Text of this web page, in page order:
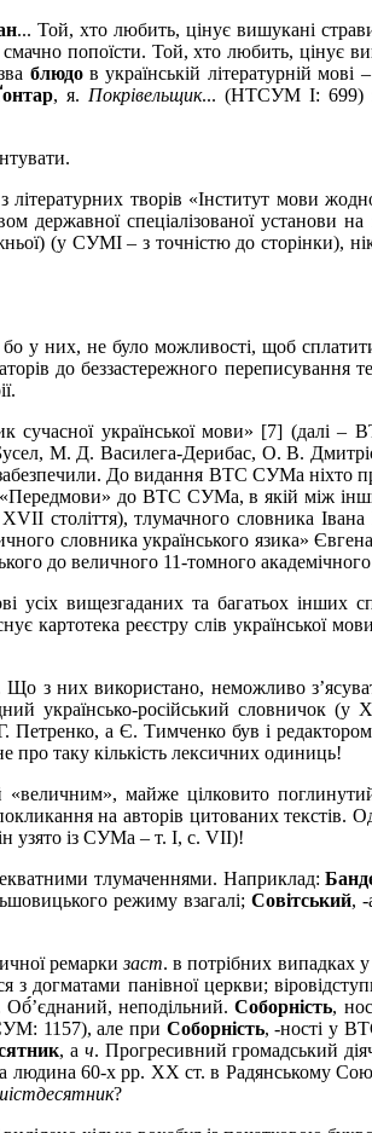
... Той, хто любить, цінує вишукані
попоїсти. Той, хто любить, цінує
блюдов українській літературній
, я. Покрівельщик... (НТСУМ І: 699)
творів «Інститут мови
державної спеціалізованої
(у СУМІ – з точністю до сторінки),
у них, не було можливості, щоб
до беззастережного
української мови» [7] (далі
М. Д. Василега-Дерибас, О. В.
До видання ВТС СУМа ніхто
до ВТС СУМа, в якій між
століття), тлумачного словника Івана
словника українського язика»
до величного 11-томного
вищезгаданих та багатьох інших
картотека реєстру слів української
Що з них використано, неможливо
українсько-російський словничок
Петренко, а Є. Тимченко був і
про таку кількість лексичних одиниць!
«величним», майже цілковито
на авторів цитованих
узято із СУМа – т. І, с. VII)!
тлумаченнями. Наприклад:
режиму взагалі;Совітський,
ремаркизаст. в потрібних випадках
з догматами панівної церкви;
Об́́’єднаний, неподільний.Соборність,
1157), але при Соборність, -ності у
, а ч. Прогресивний громадський
60-х pp. XX ст. в Радянському
?